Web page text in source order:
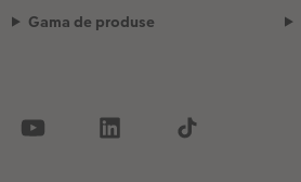
Gama de produse